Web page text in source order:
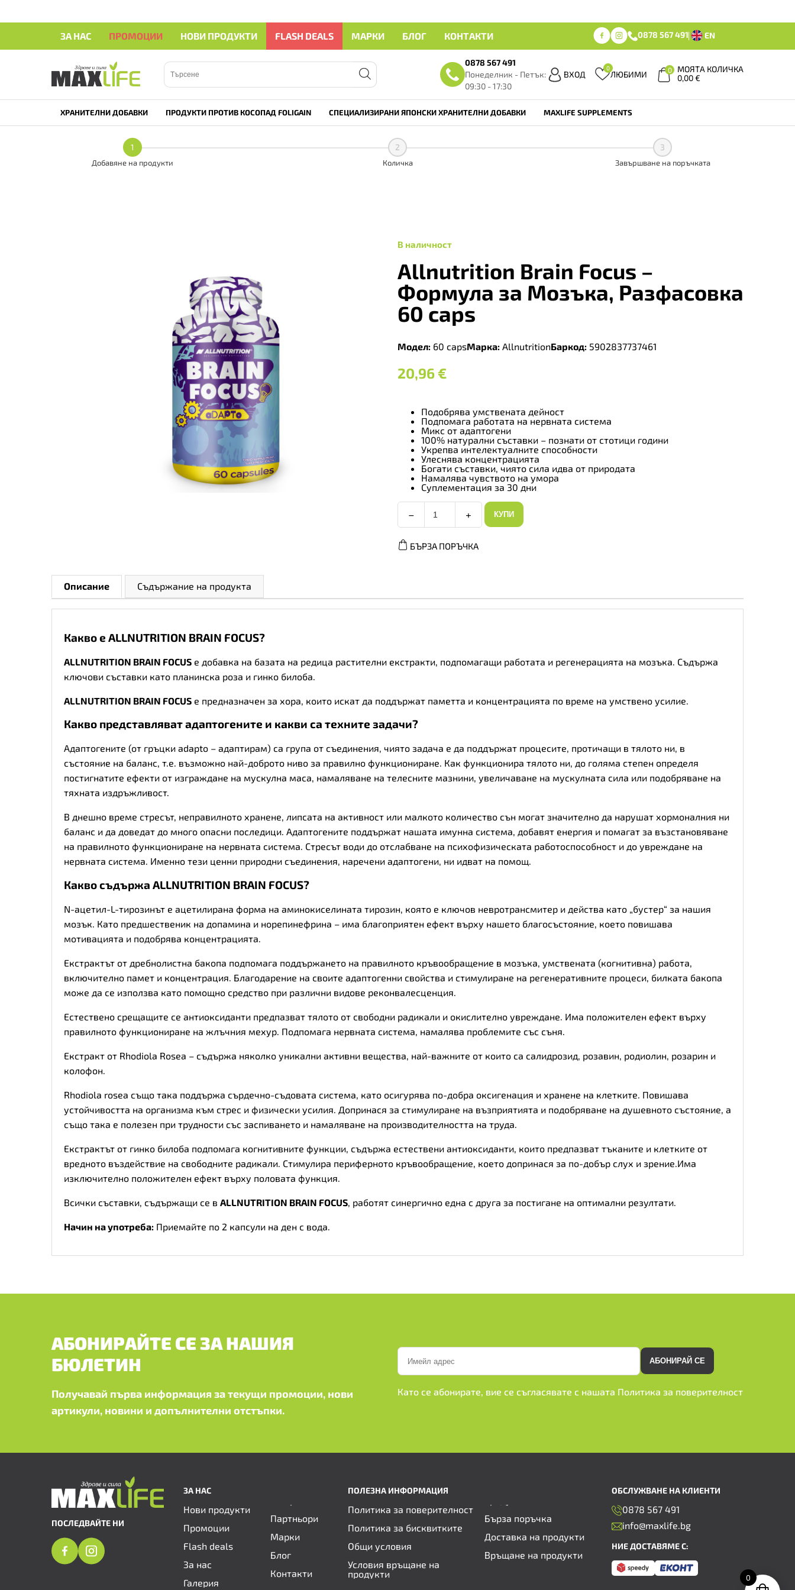
ЗА НАС ПРОМОЦИИ НОВИ ПРОДУКТИ FLASH DEALS МАРКИ БЛОГ КОНТАКТИ 0878 567 491 EN
0878 567 491
Понеделник - Петък:
09:30 - 17:30
ВХОД
0
ЛЮБИМИ 0
МОЯТА КОЛИЧКА
0,00€
ХРАНИТЕЛНИ ДОБАВКИ ПРОДУКТИ ПРОТИВ КОСОПАД FOLIGAIN СПЕЦИАЛИЗИРАНИ ЯПОНСКИ ХРАНИТЕЛНИ ДОБАВКИ MAXLIFE SUPPLEMENTS
1
Добавяне на продукти
2
Количка
3
Завършване на поръчката
В наличност
Allnutrition Brain Focus –
Формула за Мозъка, Разфасовка
60 caps
Модел: 60 capsМарка: AllnutritionБаркод: 5902837737461
20,96 €
Подобрява умствената дейност
Подпомага работата на нервната система
Микс от адаптогени
100% натурални съставки – познати от стотици години
Укрепва интелектуалните способности
Улеснява концентрацията
Богати съставки, чиято сила идва от природата
Намалява чувството на умора
Суплементация за 30 дни
−
Allnutrition
Brain
-
количество
+ КУПИ
БЪРЗА ПОРЪЧКА
Описание Съдържание на продукта
Какво е ALLNUTRITION BRAIN FOCUS?
ALLNUTRITION BRAIN FOCUS е добавка на базата на редица растителни екстракти, подпомагащи работата и регенерацията на мозъка. Съдържа
ключови съставки като планинска роза и гинко билоба.
ALLNUTRITION BRAIN FOCUS е предназначен за хора, които искат да поддържат паметта и концентрацията по време на умствено усилие.
Какво представляват адаптогените и какви са техните задачи?
Адаптогените (от гръцки adapto – адаптирам) са група от съединения, чиято задача е да поддържат процесите, протичащи в тялото ни, в
състояние на баланс, т.е. възможно най-доброто ниво за правилно функциониране. Как функционира тялото ни, до голяма степен определя
постигнатите ефекти от изграждане на мускулна маса, намаляване на телесните мазнини, увеличаване на мускулната сила или подобряване на
тяхната издръжливост.
В днешно време стресът, неправилното хранене, липсата на активност или малкото количество сън могат значително да нарушат хормоналния ни
баланс и да доведат до много опасни последици. Адаптогените поддържат нашата имунна система, добавят енергия и помагат за възстановяване
на правилното функциониране на нервната система. Стресът води до отслабване на психофизическата работоспособност и до увреждане на
нервната система. Именно тези ценни природни съединения, наречени адаптогени, ни идват на помощ.
Какво съдържа ALLNUTRITION BRAIN FOCUS?
N-ацетил-L-тирозинът е ацетилирана форма на аминокиселината тирозин, която е ключов невротрансмитер и действа като „бустер“ за нашия
мозък. Като предшественик на допамина и норепинефрина – има благоприятен ефект върху нашето благосъстояние, което повишава
мотивацията и подобрява концентрацията.
Екстрактът от дребнолистна бакопа подпомага поддържането на правилното кръвообращение в мозъка, умствената (когнитивна) работа,
включително памет и концентрация. Благодарение на своите адаптогенни свойства и стимулиране на регенеративните процеси, билката бакопа
може да се използва като помощно средство при различни видове реконвалесценция.
Естествено срещащите се антиоксиданти предпазват тялото от свободни радикали и окислително увреждане. Има положителен ефект върху
правилното функциониране на жлъчния мехур. Подпомага нервната система, намалява проблемите със съня.
Екстракт от Rhodiola Rosea – съдържа няколко уникални активни вещества, най-важните от които са салидрозид, розавин, родиолин, розарин и
колофон.
Rhodiola rosea също така поддържа сърдечно-съдовата система, като осигурява по-добра оксигенация и хранене на клетките. Повишава
устойчивостта на организма към стрес и физически усилия. Допринася за стимулиране на възприятията и подобряване на душевното състояние, а
също така е полезен при трудности със заспиването и намаляване на производителността на труда.
Екстрактът от гинко билоба подпомага когнитивните функции, съдържа естествени антиоксиданти, които предпазват тъканите и клетките от
вредното въздействие на свободните радикали. Стимулира периферното кръвообращение, което допринася за по-добър слух и зрение.Има
изключително положителен ефект върху половата функция.
Всички съставки, съдържащи се в ALLNUTRITION BRAIN FOCUS , работят синергично една с друга за постигане на оптимални резултати.
Начин на употреба: Приемайте по 2 капсули на ден с вода.
АБОНИРАЙТЕ СЕ ЗА НАШИЯ
БЮЛЕТИН
Получавай първа информация за текущи промоции, нови
артикули, новини и допълнителни отстъпки.
АБОНИРАЙ СЕ
Като се абонирате, вие се съгласявате с нашата Политика за поверителност
ПОСЛЕДВАЙТЕ НИ
ЗА НАС
Нови продукти
Промоции
Flash deals
За нас
Галерия
Партньори
Марки
Блог
Контакти
ПОЛЕЗНА ИНФОРМАЦИЯ
Политика за поверителност
Политика за бисквитките
Общи условия
Условия връщане на
продукти
Бърза поръчка
Доставка на продукти
Връщане на продукти
ОБСЛУЖВАНЕ НА КЛИЕНТИ
0878 567 491
info@maxlife.bg
НИЕ ДОСТАВЯМЕ С:
0